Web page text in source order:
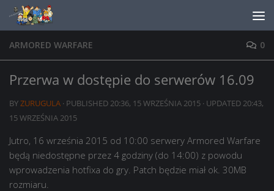
Skip to content
ARMORED WARFARE 0
Przerwa w dostępie do serwerów 16.09
BYZURUGULA · PUBLISHED 20:36, 15 WRZEŚNIA 2015 · UPDATED 20:43,
15 WRZEŚNIA 2015
Jutro, 16 września 2015 od 10:00 serwery Armored Warfare
będą niedostępne przez 4 godziny (do 14:00) z powodu
wprowadzenia hotfixa do gry. Patch będzie miał ok. 30MB
rozmiaru.